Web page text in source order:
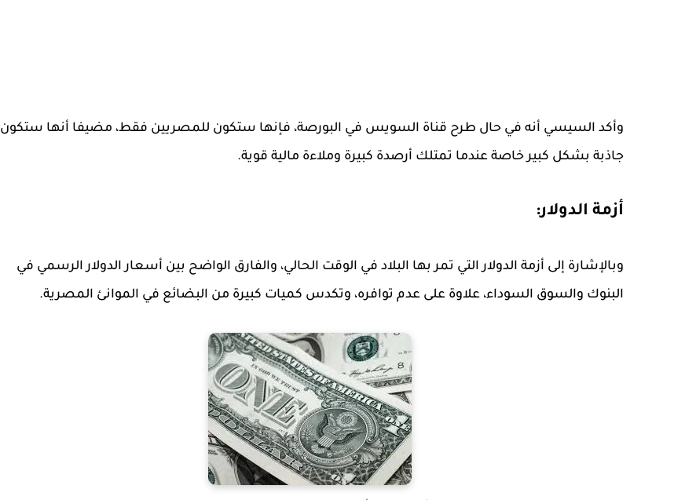
وأكد السيسي أنه في حال طرح قناة السويس في البورصة، فإنها ستكون للمصريين فقط، مضيفا أنها ستكون
جاذبة بشكل كبير خاصة عندما تمتلك أرصدة كبيرة وملاءة مالية قوية.
أزمة الدولار:
وبالإشارة إلى أزمة الدولار التي تمر بها البلاد في الوقت الحالي، والفارق الواضح بين أسعار الدولار الرسمي في
البنوك والسوق السوداء، علاوة على عدم توافره، وتكدس كميات كبيرة من البضائع في الموانئ المصرية.